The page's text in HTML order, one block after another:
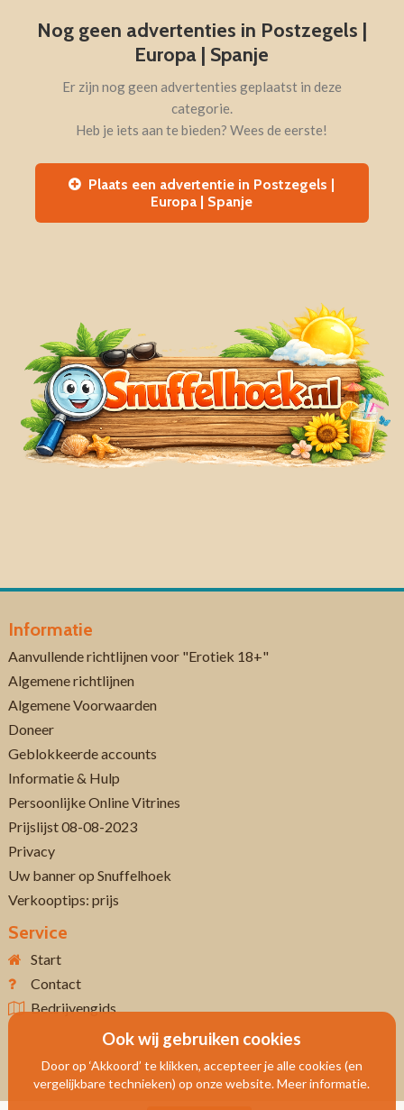
Nog geen advertenties in Postzegels |
Europa | Spanje
Er zijn nog geen advertenties geplaatst in deze
categorie.
Heb je iets aan te bieden? Wees de eerste!
Plaats een advertentie in Postzegels |
Europa | Spanje
Informatie
Aanvullende richtlijnen voor "Erotiek 18+"
Algemene richtlijnen
Algemene Voorwaarden
Doneer
Geblokkeerde accounts
Informatie & Hulp
Persoonlijke Online Vitrines
Prijslijst 08-08-2023
Privacy
Uw banner op Snuffelhoek
Verkooptips: prijs
Service
Start
Contact
Bedrijvengids
Ook wij gebruiken cookies
Door op ‘Akkoord’ te klikken, accepteer je alle cookies (en
vergelijkbare technieken) op onze website. Meer informatie.